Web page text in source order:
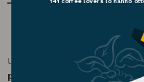
Un macinacaffè pensato
prestazioni professionali